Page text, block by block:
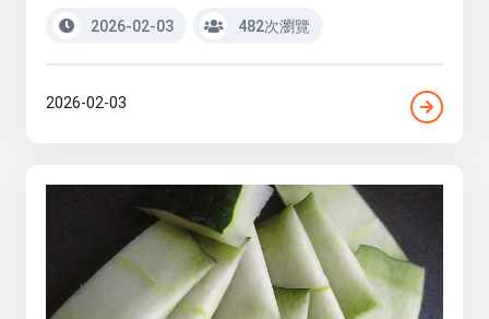
2026-02-03 482次瀏覽
2026-02-03